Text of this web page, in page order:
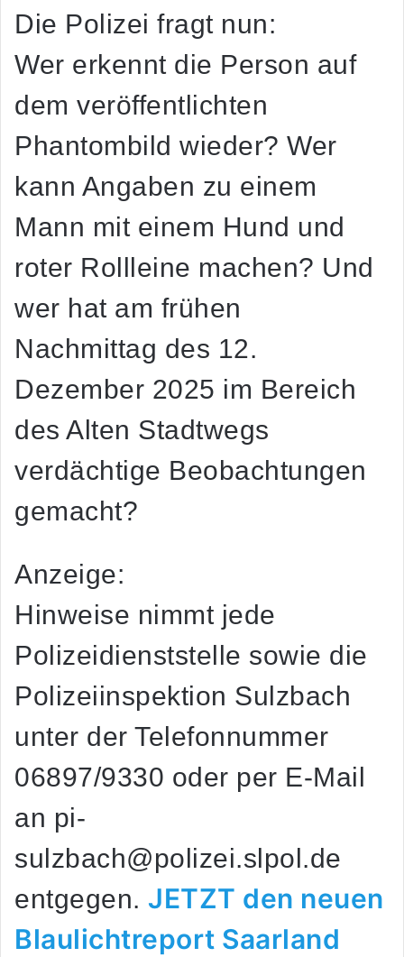
Die Polizei fragt nun:
Wer erkennt die Person auf
dem veröffentlichten
Phantombild wieder? Wer
kann Angaben zu einem
Mann mit einem Hund und
roter Rollleine machen? Und
wer hat am frühen
Nachmittag des 12.
Dezember 2025 im Bereich
des Alten Stadtwegs
verdächtige Beobachtungen
gemacht?
Anzeige:
Hinweise nimmt jede
Polizeidienststelle sowie die
Polizeiinspektion Sulzbach
unter der Telefonnummer
06897/9330 oder per E-Mail
an pi-
sulzbach@polizei.slpol.de
entgegen. JETZT den neuen
Blaulichtreport Saarland